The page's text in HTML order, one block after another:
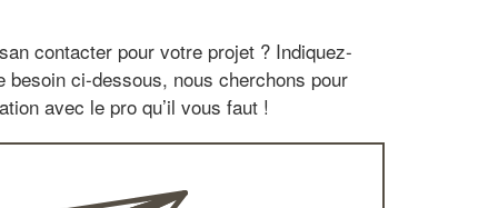
contacter pour votre projet ? Indiquez-
besoin ci-dessous, nous cherchons pour
avec le pro qu’il vous faut !